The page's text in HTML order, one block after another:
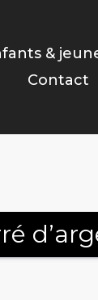
&
Contact